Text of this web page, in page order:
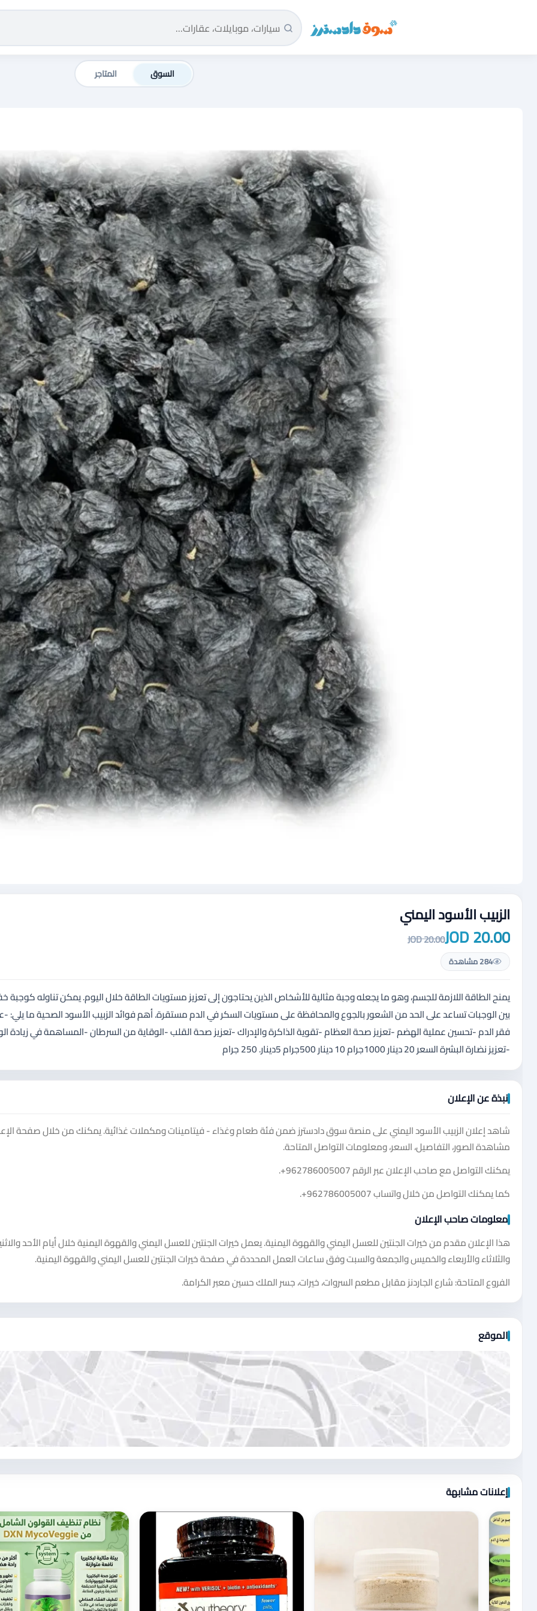
سوق دادسترز الرئيسية
السوق المتاجر
الزبيب الأسود اليمني
20.00 JOD
20.00 JOD
284 مشاهدة
يمنح الطاقة اللازمة للجسم، وهو ما يجعله وجبة مثالية للأشخاص الذين يحتاجون إلى تعزيز مستويات الطاقة خلال اليوم. يمكن تناوله كوجبة
بين الوجبات تساعد على الحد من الشعور بالجوع والمحافظة على مستويات السكر في الدم مستقرة. أهم فوائد الزبيب الأسود الصحية ما يلي: -
فقر الدم -تحسين عملية الهضم -تعزيز صحة العظام -تقوية الذاكرة والإدراك -تعزيز صحة القلب -الوقاية من السرطان -المساهمة في زيادة
-تعزيز نضارة البشرة السعر 20 دينار 1000جرام 10 دينار 500جرام 5دينار. 250 جرام
نبذة عن الإعلان
شاهد إعلان الزبيب الأسود اليمني على منصة سوق دادسترز ضمن فئة طعام وغذاء - فيتامينات ومكملات غذائية. يمكنك من خلال صفحة
مشاهدة الصور، التفاصيل، السعر، ومعلومات التواصل المتاحة.
يمكنك التواصل مع صاحب الإعلان عبر الرقم+962786005007
.
كما يمكنك التواصل من خلال واتساب+962786005007
.
معلومات صاحب الإعلان
هذا الإعلان مقدم من خيرات الجنتين للعسل اليمني والقهوة اليمنية. يعمل خيرات الجنتين للعسل اليمني والقهوة اليمنية خلال أيام الأحد
والثلاثاء والأربعاء والخميس والجمعة والسبت وفق ساعات العمل المحددة في صفحة خيرات الجنتين للعسل اليمني والقهوة اليمنية.
الفروع المتاحة: شارع الجاردنز مقابل مطعم السروات، خيرات، جسر الملك حسين معبر الكرامة.
الموقع
اضغط لتحميل الموقع
إعلانات مشابهة